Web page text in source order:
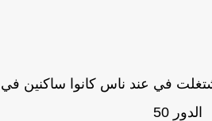
في عند ناس كانوا ساكنين في
الدور 50